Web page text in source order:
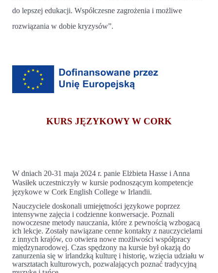
do lepszej edukacji. Współczesne zagrożenia i możliwe
rozwiązania w dobie kryzysów”.
KURS JĘZYKOWY W CORK
W dniach 20-31 maja 2024 r. panie Elżbieta Hasse i Anna
Wasiłek uczestniczyły w kursie podnoszącym kompetencje
językowe w Cork English College w Irlandii.
Nauczyciele doskonali umiejętności językowe poprzez
intensywne zajęcia i codzienne konwersacje. Poznali
nowoczesne metody nauczania, które z pewnością wzbogacą
ich lekcje. Zostały nawiązane cenne kontakty z nauczycielami
z innych krajów, co otwiera nowe możliwości współpracy
międzynarodowej. Czas spędzony na kursie był okazją do
zanurzenia się w irlandzką kulturę i historię, wzięcia udziału w
warsztatach kulturowych, pozwalających poznać tradycyjną